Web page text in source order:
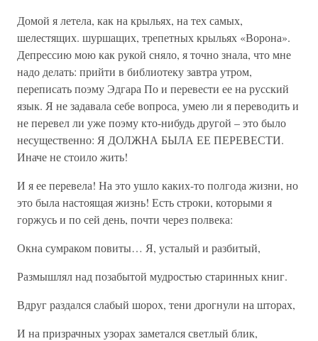
Домой я летела, как на крыльях, на тех самых,
шелестящих. шуршащих, трепетных крыльях «Ворона».
Депрессию мою как рукой сняло, я точно знала, что мне
надо делать: прийти в библиотеку завтра утром,
переписать поэму Эдгара По и перевести ее на русский
язык. Я не задавала себе вопроса, умею ли я переводить и
не перевел ли уже поэму кто-нибудь другой – это было
несущественно: Я ДОЛЖНА БЫЛА ЕЕ ПЕРЕВЕСТИ.
Иначе не стоило жить!
И я ее перевела! На это ушло каких-то полгода жизни, но
это была настоящая жизнь! Есть строки, которыми я
горжусь и по сей день, почти через полвека:
Окна сумраком повиты… Я, усталый и разбитый,
Размышлял над позабытой мудростью старинных книг.
Вдруг раздался слабый шорох, тени дрогнули на шторах,
И на призрачных узорах заметался светлый блик,